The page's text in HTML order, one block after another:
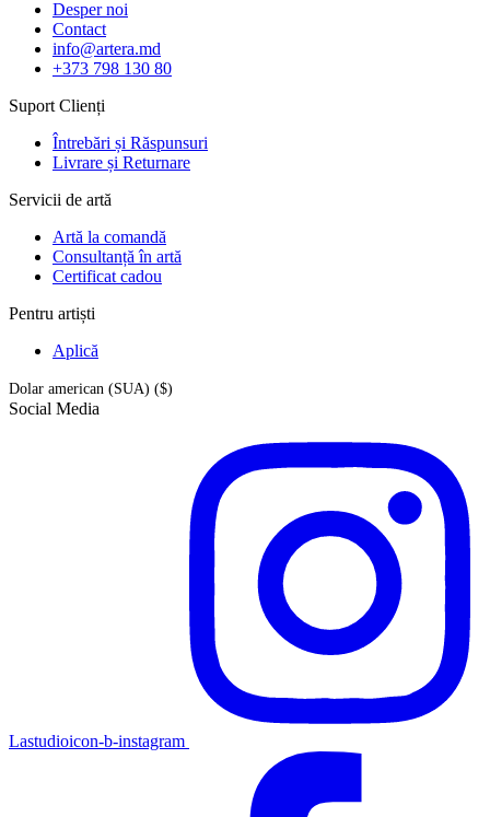
Desper noi
Contact
info@artera.md
+373 798 130 80
Suport Clienți
Întrebări și Răspunsuri
Livrare și Returnare
Servicii de artă
Artă la comandă
Consultanță în artă
Certificat cadou
Pentru artiști
Aplică
Dolar american (SUA) ($)
Social Media
Lastudioicon-b-instagram